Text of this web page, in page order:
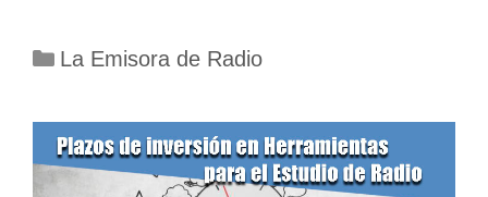
Categorías
La Emisora de Radio